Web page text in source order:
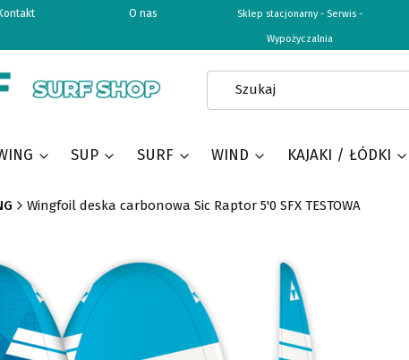
Kontakt O nas Sklep stacjonarny - Serwis -
Wypożyczalnia
SUP SURF WIND KAJAKI / ŁÓDKI
Wingfoil deska carbonowa Sic Raptor 5'0 SFX TESTOWA